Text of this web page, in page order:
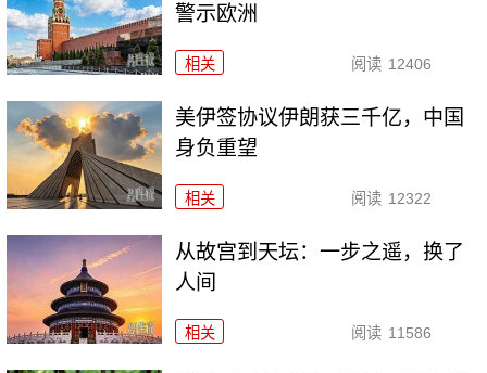
警示欧洲
相关 阅读 12406
美伊签协议伊朗获三千亿，中国
身负重望
相关 阅读 12322
从故宫到天坛：一步之遥，换了
人间
相关 阅读 11586